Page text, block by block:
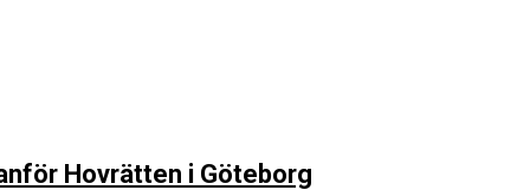
Hovrätten i Göteborg